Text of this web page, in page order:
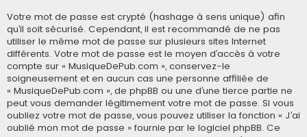
Votre mot de passe est crypté (hashage à sens unique) afin
qu’il soit sécurisé. Cependant, il est recommandé de ne pas
utiliser le même mot de passe sur plusieurs sites Internet
différents. Votre mot de passe est le moyen d’accès à votre
compte sur « MusiqueDePub.com », conservez-le
soigneusement et en aucun cas une personne affiliée de
« MusiqueDePub.com », de phpBB ou une d’une tierce partie ne
peut vous demander légitimement votre mot de passe. Si vous
oubliez votre mot de passe, vous pouvez utiliser la fonction « J’ai
oublié mon mot de passe » fournie par le logiciel phpBB. Ce